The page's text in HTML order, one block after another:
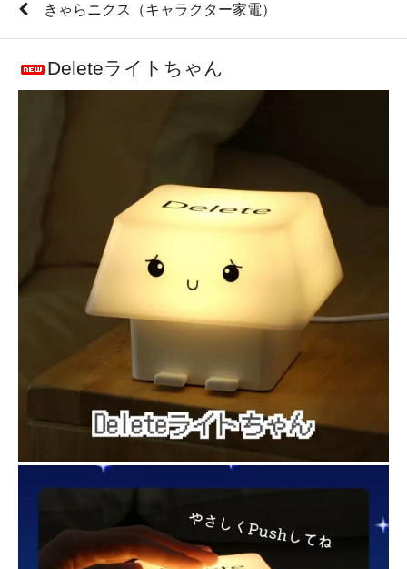
きゃらニクス（キャラクター家電）
Deleteライトちゃん